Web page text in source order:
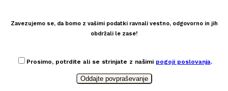
Zavezujemo se, da bomo z vašimi podatki ravnali vestno, odgovorno in jih
obdržali le zase!
Prosimo, potrdite ali se strinjate z našimi pogoji poslovanja.